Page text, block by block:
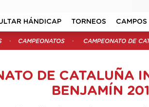
HÁNDICAP TORNEOS CAMPOS
CAMPEONATOS CAMPEONATO DE
DE CATALUÑA
BENJAMÍN